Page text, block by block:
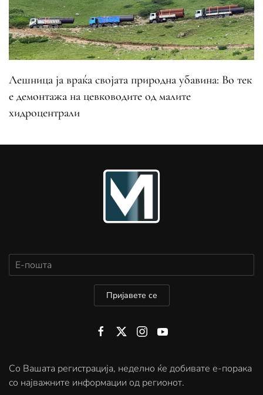
Лешница ја враќа својата природна убавина: Во тек
е демонтажа на цевководите од малите
хидроцентрали
Пријавете се
Со Вашата регистрација, неделно ќе добивате е-порака
со најважните информации од регионот.